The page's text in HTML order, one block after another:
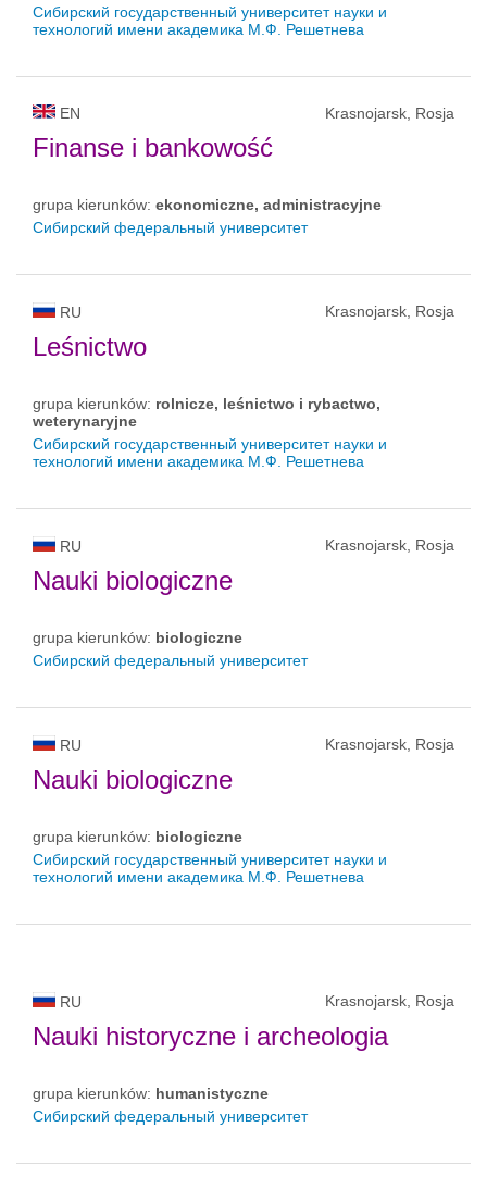
Сибирский государственный университет науки и
технологий имени академика М.Ф. Решетнева
EN Krasnojarsk, Rosja
Finanse i bankowość
grupa kierunków: ekonomiczne, administracyjne
Сибирский федеральный университет
RU Krasnojarsk, Rosja
Leśnictwo
grupa kierunków: rolnicze, leśnictwo i rybactwo,
weterynaryjne
Сибирский государственный университет науки и
технологий имени академика М.Ф. Решетнева
RU Krasnojarsk, Rosja
Nauki biologiczne
grupa kierunków: biologiczne
Сибирский федеральный университет
RU Krasnojarsk, Rosja
Nauki biologiczne
grupa kierunków: biologiczne
Сибирский государственный университет науки и
технологий имени академика М.Ф. Решетнева
RU Krasnojarsk, Rosja
Nauki historyczne i archeologia
grupa kierunków: humanistyczne
Сибирский федеральный университет